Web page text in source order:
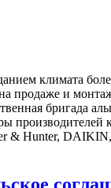
климата
продаже и
бригада
производителей
& Hunter,